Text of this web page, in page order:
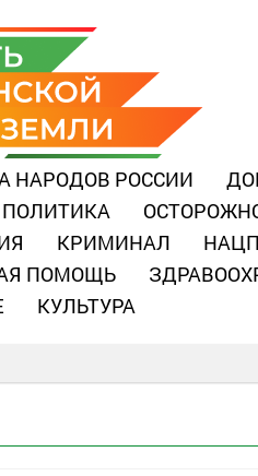
НАРОДОВ РОССИИ
ПОЛИТИКА
КРИМИНАЛ
ПОМОЩЬ
КУЛЬТУРА